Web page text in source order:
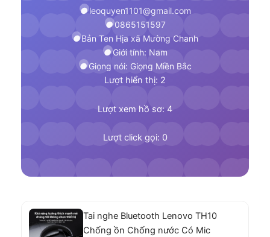
leoquyen1101@gmail.com
0865151597
Bản Ten Hịa xã Mường Chanh
Giới tính: Nam
Giọng nói: Giọng Miền Bắc
Lượt hiển thị: 2
Lượt xem hồ sơ: 4
Lượt click gọi: 0
Tai nghe Bluetooth Lenovo TH10
Chống ồn Chống nước Có Mic